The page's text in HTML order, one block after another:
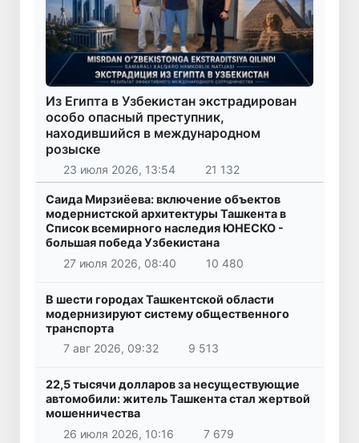
Из Египта в Узбекистан экстрадирован
особо опасный преступник,
находившийся в международном
розыске
23 июля 2026, 13:54 21 132
Саида Мирзиёева: включение объектов
модернистской архитектуры Ташкента в
Список всемирного наследия ЮНЕСКО -
большая победа Узбекистана
27 июля 2026, 08:40
10 480
В шести городах Ташкентской области
модернизируют систему общественного
транспорта
7 авг 2026, 09:32
9 513
22,5 тысячи долларов за несуществующие
автомобили: житель Ташкента стал жертвой
мошенничества
26 июля 2026, 10:16
7 679